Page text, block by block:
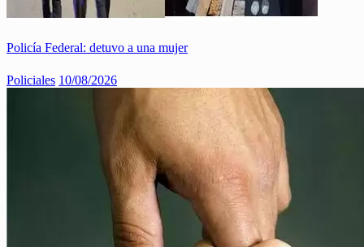
Policía Federal: detuvo a una mujer
Policiales 10/08/2026